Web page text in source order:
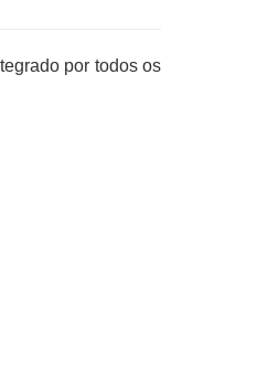
por todos os